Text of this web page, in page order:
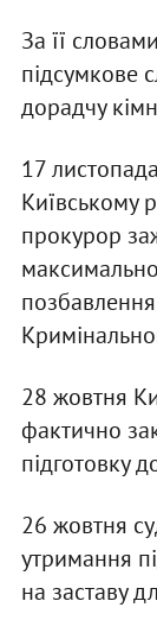
За її
підсумкове
дорадчу
17
Київському
прокурор
позбавлення
28 жовтня
фактично
підготовку
26 жовтня
утримання
на заставу